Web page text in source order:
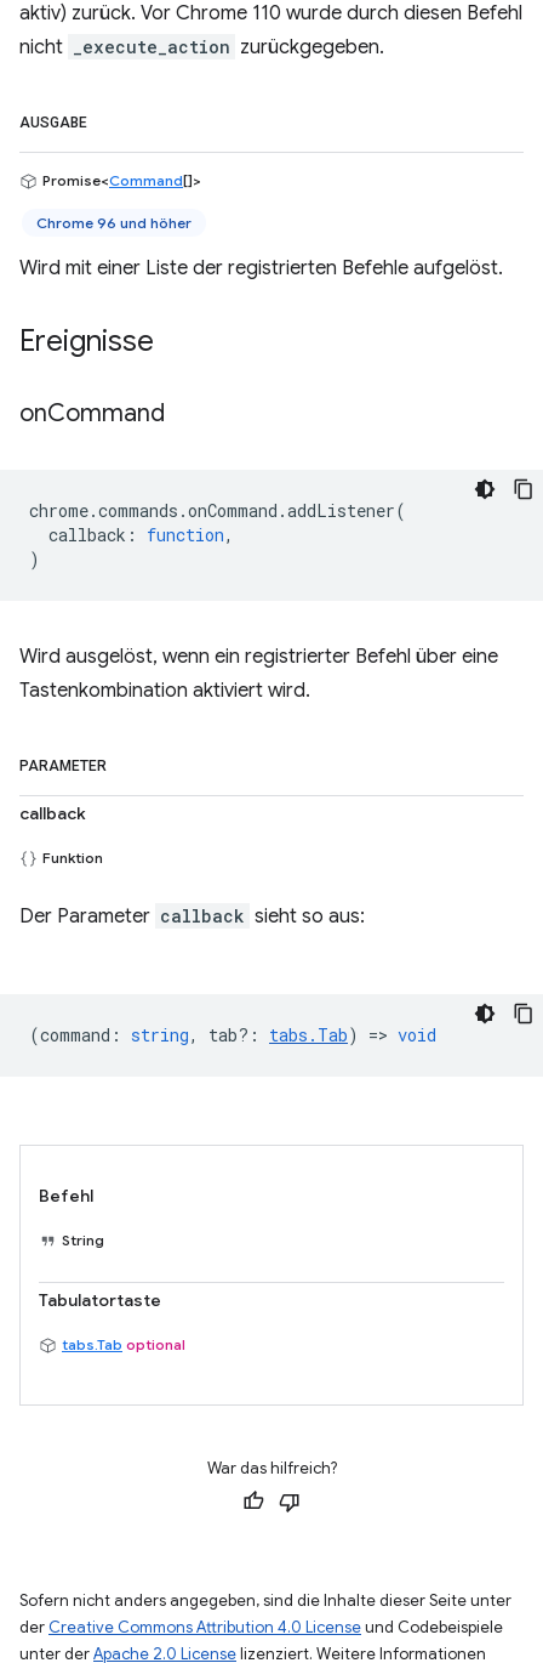
aktiv) zurück. Vor Chrome 110 wurde durch diesen Befehl
nicht
_execute_action zurückgegeben.
AUSGABE
Promise<Command[]>
Chrome 96 und höher
Wird mit einer Liste der registrierten Befehle aufgelöst.
Ereignisse
onCommand
chrome.commands .onCommand .addListener(
callback : function,
)
Wird ausgelöst, wenn ein registrierter Befehl über eine
Tastenkombination aktiviert wird.
PARAMETER
callback
Funktion
Der Parameter callback sieht so aus:
(command : string, tab? : tabs.Tab) => void
Befehl
String
Tabulatortaste
tabs.Tab optional
War das hilfreich?
Sofern nicht anders angegeben, sind die Inhalte dieser Seite unter
der Creative Commons Attribution 4.0 Licenseund Codebeispiele
unter derApache 2.0 Licenselizenziert. Weitere Informationen